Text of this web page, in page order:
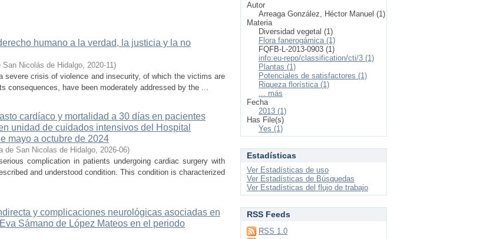
humano a la verdad, la justicia y la no
San Nicolás de Hidalgo, 2020-11)
severe crisis of violence and insecurity, of which the victims are
consequences, have been moderately addressed by the ...
cardíaco y mortalidad a 30 días en pacientes
unidad de cuidados intensivos del Hospital
mayo a octubre de 2024
de San Nicolas de Hidalgo, 2026-06)
complication in patients undergoing cardiac surgery with
and understood condition. This condition is characterized
y complicaciones neurológicas asociadas en
Sámano de López Mateos en el periodo
Autor
Arreaga González, Héctor Manuel (1)
Materia
Diversidad vegetal (1)
Flora fanerogámica (1)
FQFB-L-2013-0903 (1)
info:eu-repo/classification/cti/3 (1)
Plantas (1)
Potenciales de satisfactores (1)
Riqueza florística (1)
... más
Fecha
2013 (1)
Has File(s)
Yes (1)
Estadísticas
Ver Estadísticas de uso
Ver Estadísticas de Búsquedas
Ver Estadísticas del flujo de trabajo
RSS Feeds
RSS 1.0